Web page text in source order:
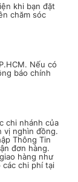
khi bạn đặt
chăm sóc
Nếu có
báo chính
chi nhánh của
vị nghìn đồng.
Thông Tin
đơn hàng.
hàng như
các chi phí tại